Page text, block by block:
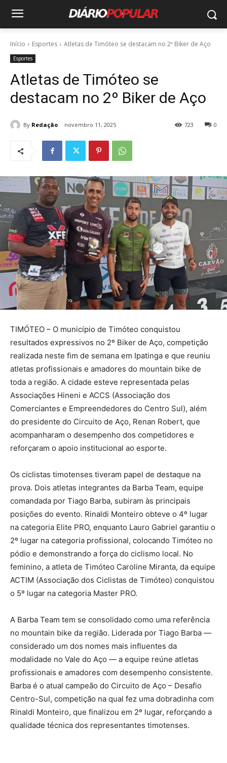
Início Esportes Atletas de Timóteo se destacam no 2º Biker de Aço
Esportes
Atletas de Timóteo se
destacam no 2º Biker de Aço
By Redação novembro 11, 2025 0
723
TIMÓTEO – O município de Timóteo conquistou
resultados expressivos no 2º Biker de Aço, competição
realizada neste fim de semana em Ipatinga e que reuniu
atletas profissionais e amadores do mountain bike de
toda a região. A cidade esteve representada pelas
Associações Hineni e ACCS (Associação dos
Comerciantes e Empreendedores do Centro Sul), além
do presidente do Circuito de Aço, Renan Robert, que
acompanharam o desempenho dos competidores e
reforçaram o apoio institucional ao esporte.
Os ciclistas timotenses tiveram papel de destaque na
prova. Dois atletas integrantes da Barba Team, equipe
comandada por Tiago Barba, subiram às principais
posições do evento. Rinaldi Monteiro obteve o 4º lugar
na categoria Elite PRO, enquanto Lauro Gabriel garantiu o
2º lugar na categoria profissional, colocando Timóteo no
pódio e demonstrando a força do ciclismo local. No
feminino, a atleta de Timóteo Caroline Miranta, da equipe
ACTIM (Associação dos Ciclistas de Timóteo) conquistou
o 5º lugar na categoria Master PRO.
A Barba Team tem se consolidado como uma referência
no mountain bike da região. Liderada por Tiago Barba —
considerado um dos nomes mais influentes da
modalidade no Vale do Aço — a equipe reúne atletas
profissionais e amadores com desempenho consistente.
Barba é o atual campeão do Circuito de Aço – Desafio
Centro-Sul, competição na qual fez uma dobradinha com
Rinaldi Monteiro, que finalizou em 2º lugar, reforçando a
qualidade técnica dos representantes timotenses.